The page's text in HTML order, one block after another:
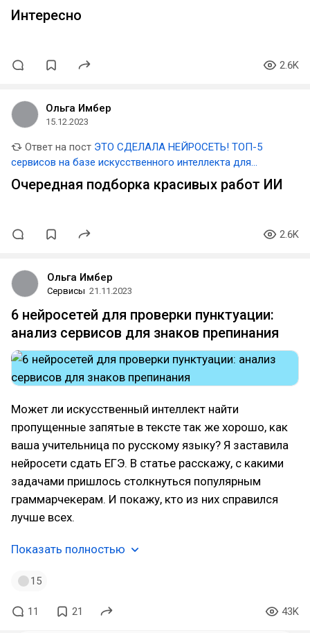
Интересно
2.6K
Ольга Имбер
15.12.2023
Ответ на пост ЭТО СДЕЛАЛА НЕЙРОСЕТЬ! ТОП-5
сервисов на базе искусственного интеллекта для
генерации фото в 2023 году
Очередная подборка красивых работ ИИ
2.6K
Ольга Имбер
Сервисы 21.11.2023
6 нейросетей для проверки пунктуации:
анализ сервисов для знаков препинания
Может ли искусственный интеллект найти
пропущенные запятые в тексте так же хорошо, как
ваша учительница по русскому языку? Я заставила
нейросети сдать ЕГЭ. В статье расскажу, с какими
задачами пришлось столкнуться популярным
граммарчекерам. И покажу, кто из них справился
лучше всех.
Показать полностью
15
11 21 43K